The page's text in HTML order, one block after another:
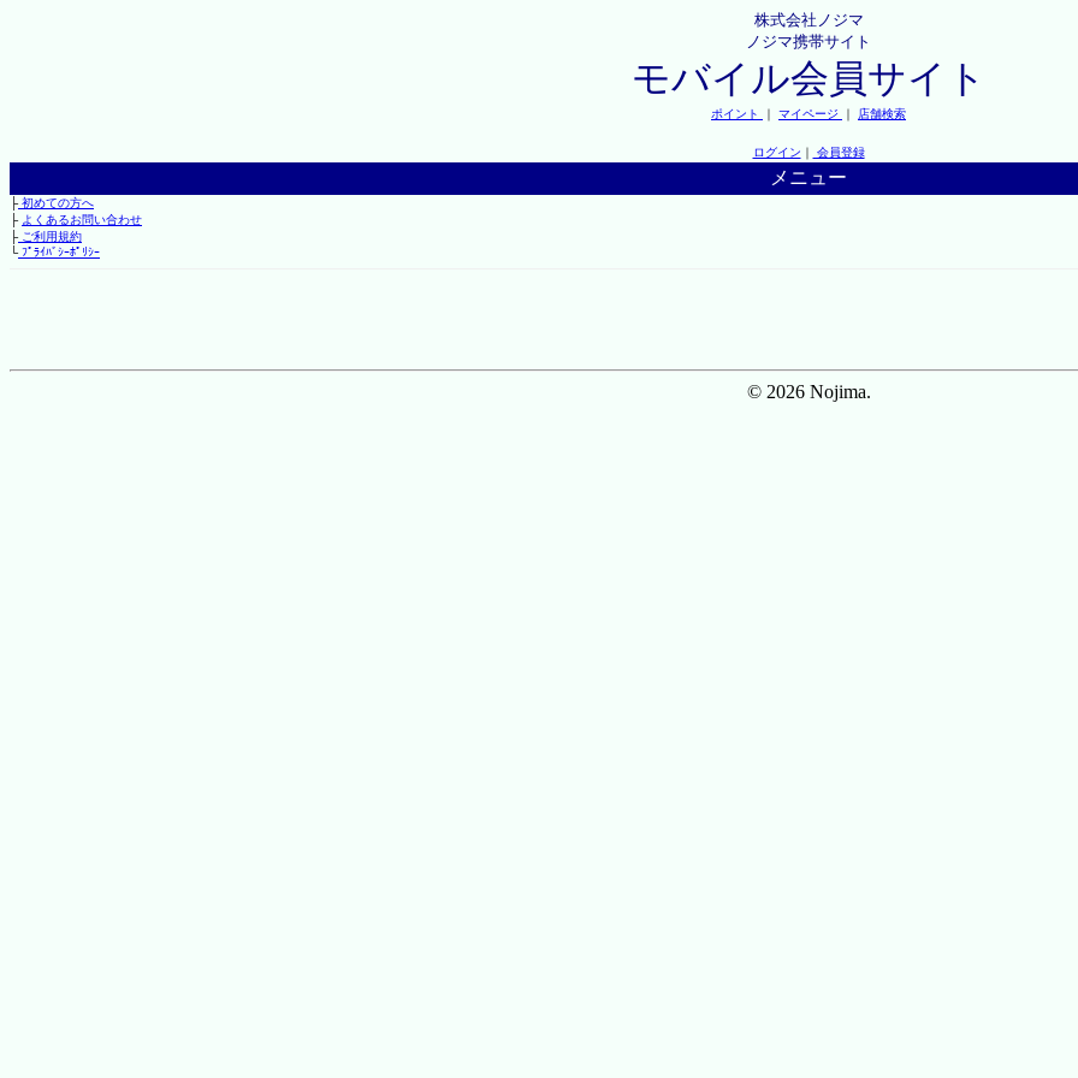
株式会社ノジマ
ノジマ携帯サイト
モバイル会員サイト
ポイント ｜ マイページ ｜ 店舗検索
ログイン ｜ 会員登録
メニュー
├初めての方へ
├ よくあるお問い合わせ
├ご利用規約
└ﾌﾟﾗｲﾊﾞｼｰﾎﾟﾘｼｰ
© 2026 Nojima.